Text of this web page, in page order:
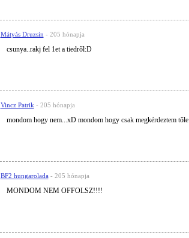
Mátyás Druzsin - 205 hónapja
csunya..rakj fel 1et a tiedről:D
Vincz Patrik - 205 hónapja
mondom hogy nem...xD mondom hogy csak megkérdeztem tőle.
BF2 hungarolada - 205 hónapja
MONDOM NEM OFFOLSZ!!!!